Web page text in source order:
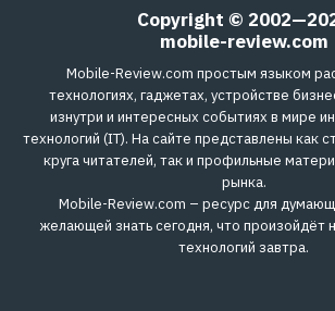
Copyright ©
mobile-review.com
Mobile-Review.com простым языком
технологиях, гаджетах, устройстве
изнутри и интересных событиях в мире
технологий (IT). На сайте представлены как
круга читателей, так и профильные
рынка.
Mobile-Review.com – ресурс для
желающей знать сегодня, что произойдёт
технологий завтра.